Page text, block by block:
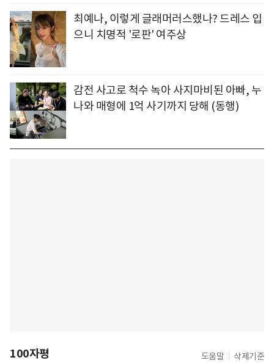
최예나, 이렇게 글래머러스했나? 드레스 입
으니 치명적 '로판' 여주상
감전 사고로 척수 녹아 사지마비된 아빠, 누
나와 매형에 1억 사기까지 당해 (동행)
100자평 도움말 삭제기준